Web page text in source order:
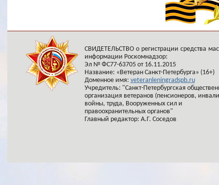
СВИДЕТЕЛЬСТВО о регистрации средства
информации Роскомнадзор:
Эл № ФС77-63705 от 16.11.2015
Название: «Ветеран Санкт-Петербурга» (16+)
Доменное имя: veteranleningradspb.ru
Учредитель: "Санкт-Петербургская
организация ветеранов (пенсионеров,
войны, труда, Вооруженных сил и
правоохранительных органов"
Главный редактор: А.Г. Соседов